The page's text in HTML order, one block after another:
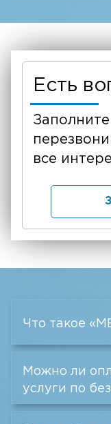
Есть
все
Что такое
Можно ли
услуги по